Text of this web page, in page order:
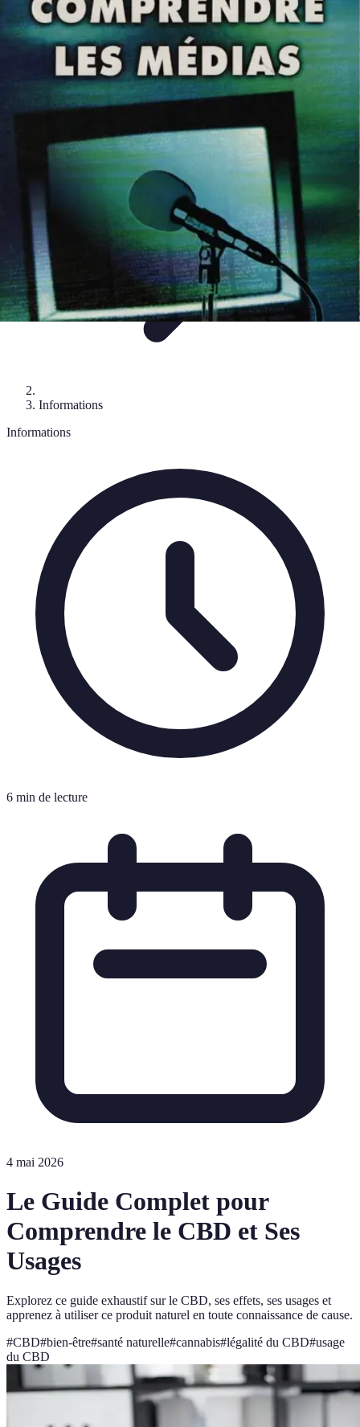
Mon CBD Pro
Achat et qualitéUtilisation du CBDAchatUtilisationTendances CBD
Mon CBD Pro
Informations
Informations
6 min de lecture
4 mai 2026
Le Guide Complet pour
Comprendre le CBD et Ses
Usages
Explorez ce guide exhaustif sur le CBD, ses effets, ses usages et
apprenez à utiliser ce produit naturel en toute connaissance de cause.
#CBD#bien-être#santé naturelle#cannabis#légalité du CBD#usage
du CBD